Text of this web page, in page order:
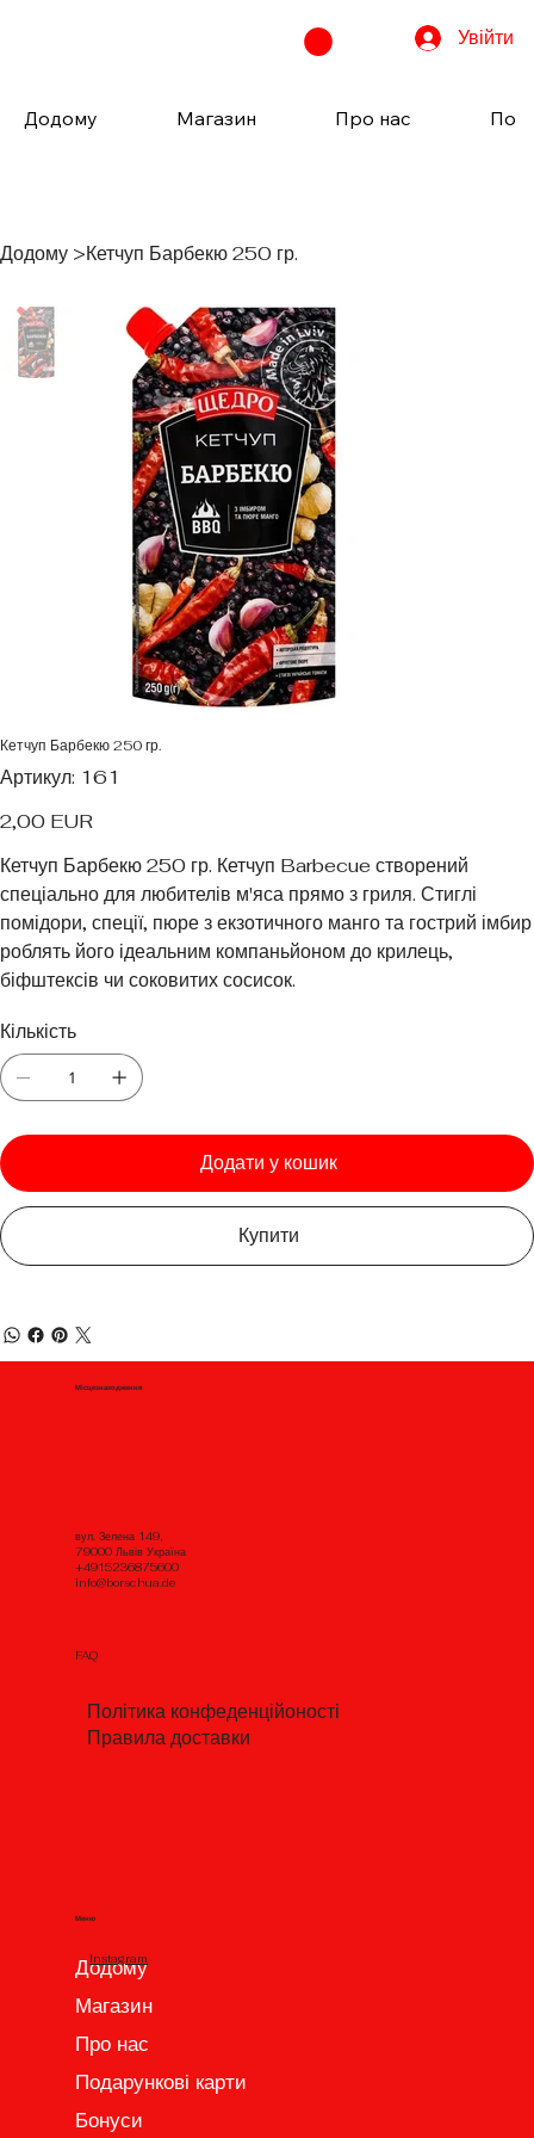
Увійти
Додому Магазин Про нас
Додому >Кетчуп Барбекю 250 гр.
Кетчуп Барбекю 250 гр.
Артикул:
Артикул
161
161
Ціна
2,00 EUR
Кетчуп Барбекю 250 гр. Кетчуп Barbecue створений
спеціально для любителів м'яса прямо з гриля. Стиглі
помідори, спеції, пюре з екзотичного манго та гострий імбир
роблять його ідеальним компаньйоном до крилець,
біфштексів чи соковитих сосисок.
Кількість
Додати у кошик
Купити
Місцезнаходження
вул. Зелена 149,
79000 Львів Україна
+4915236875600
info@borschua.de
Меню
Додому
Магазин
Про нас
Подарункові карти
Бонуси
FAQ
Політика конфеденційоності
Правила доставки
Instagram